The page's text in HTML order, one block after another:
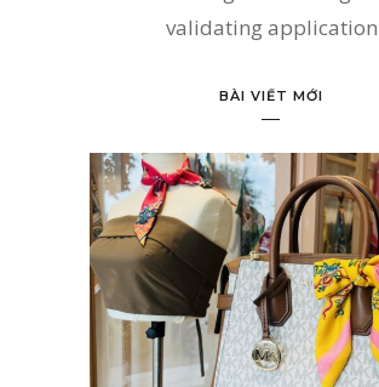
validating application
BÀI VIẾT MỚI